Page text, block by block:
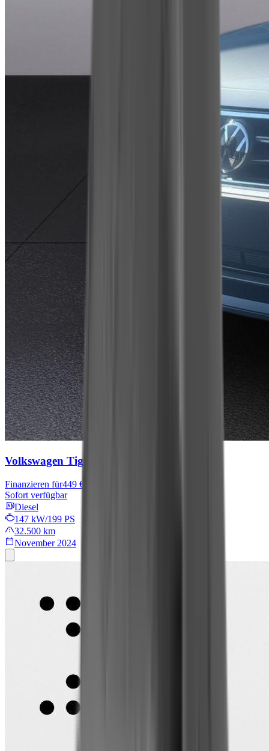
Volkswagen Tiguan Allspace
Finanzieren für449 € mtl.
Sofort verfügbar
Diesel
147 kW/199 PS
32.500 km
November 2024